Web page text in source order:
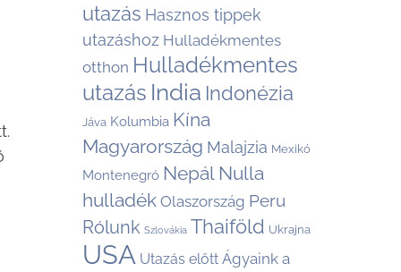
utazás Hasznos tippek
utazáshoz Hulladékmentes
otthon Hulladékmentes
utazás India Indonézia
Jáva Kolumbia Kína
Magyarország Malajzia Mexikó
Montenegró Nepál Nulla
hulladék Olaszország Peru
Rólunk Szlovákia Thaiföld Ukrajna
USA Utazás előtt Ágyaink a